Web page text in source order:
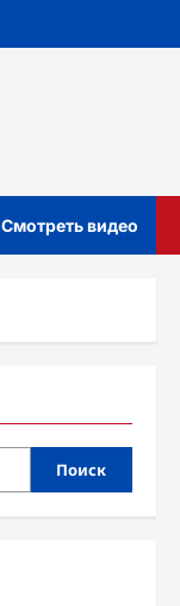
Смотреть видео
Поиск